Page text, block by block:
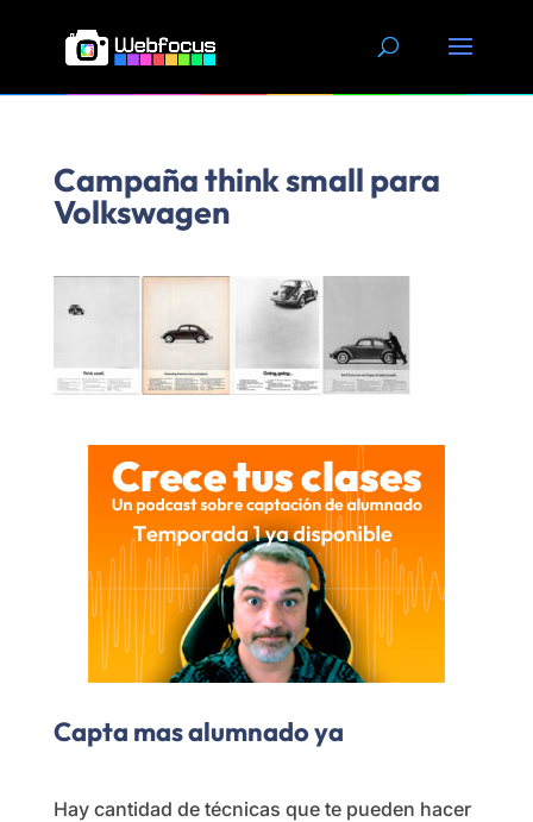
content
Campaña think small para
Volkswagen
Capta mas alumnado ya
Hay cantidad de técnicas que te pueden hacer